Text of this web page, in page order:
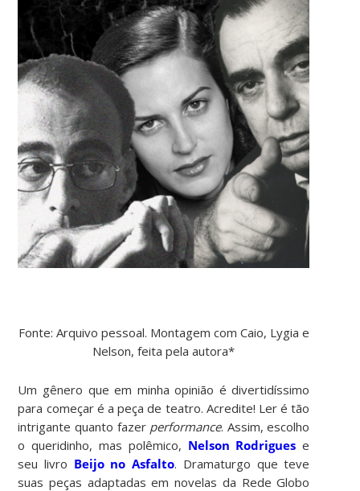
Fonte: Arquivo pessoal. Montagem com Caio, Lygia e
Nelson, feita pela autora*
Um gênero que em minha opinião é divertidíssimo
para começar é a peça de teatro. Acredite! Ler é tão
intrigante quanto fazer performance. Assim, escolho
o queridinho, mas polêmico, Nelson Rodrigues e
seu livro Beijo no Asfalto. Dramaturgo que teve
suas peças adaptadas em novelas da Rede Globo